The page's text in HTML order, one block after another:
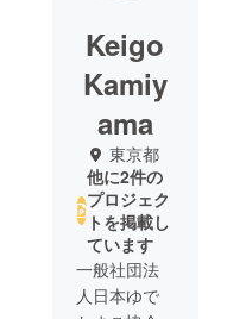
Keigo
Kamiy
ama
東京都
他に2件の
プロジェク
トを掲載し
ています
一般社団法
人日本ゆで